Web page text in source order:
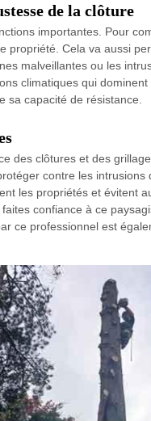
de la clôture
importantes. Pour
propriété. Cela va aussi
malveillantes ou les
climatiques qui
sa capacité de résistance.
des clôtures et des
contre les intrusions
les propriétés et évitent
confiance à ce
ce professionnel est